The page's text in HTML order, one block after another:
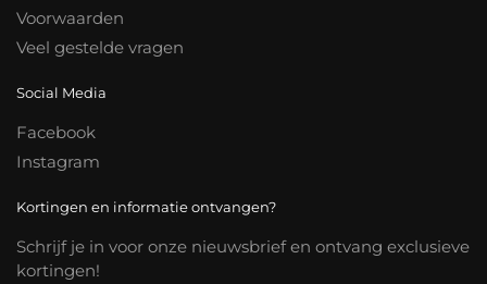
Voorwaarden
Veel gestelde vragen
Social Media
Facebook
Instagram
Kortingen en informatie ontvangen?
Schrijf je in voor onze nieuwsbrief en ontvang exclusieve
kortingen!